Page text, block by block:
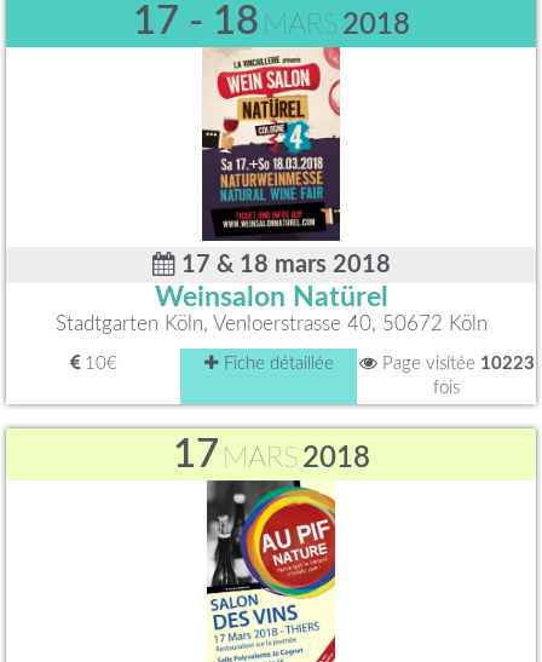
17 - 18 MARS 2018
17 & 18 mars 2018
Weinsalon Natürel
Stadtgarten Köln, Venloerstrasse 40, 50672 Köln
10€ Fiche détaillée Page visitée 10223
fois
17 MARS 2018